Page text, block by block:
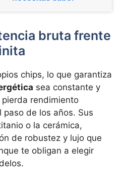
bruta frente
chips, lo que garantiza
sea constante y
rendimiento
de los años. Sus
o la cerámica,
de robustez y lujo que
te obligan a elegir